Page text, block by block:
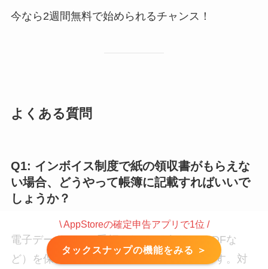
今なら2週間無料で始められるチャンス！
よくある質問
Q1: インボイス制度で紙の領収書がもらえな
い場合、どうやって帳簿に記載すればいいで
しょうか？
電子データとして受領したインボイス（PDFな
ど）を保存し、その情報を帳簿に転記します。対
\ AppStoreの確定申告アプリで1位 /
タックスナップの機能をみる ＞